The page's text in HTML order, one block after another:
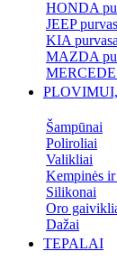
HONDA
JEEP
KIA
MAZDA
Šampūnai
Poliroliai
Valikliai
Kempinės ir
Silikonai
Oro
Dažai
TEPALAI